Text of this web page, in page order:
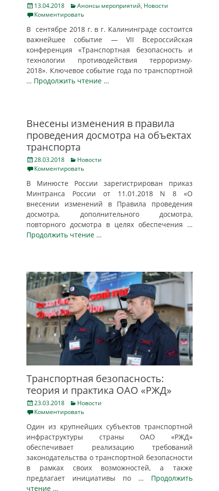
Posted
on
13.04.2018 Categories
Анонсы мероприятий, Новости
Комментировать
В сентябре 2018 г. в г. Калининграде состоится
важнейшее событие — VII Всероссийская
конференция «Транспортная безопасность и
технологии противодействия терроризму-
2018». Ключевое событие года по транспортной
… Продолжить чтение …
Внесены изменения в правила
проведения досмотра на объектах
транспорта
Posted
on
28.03.2018 Categories
Новости
Комментировать
В Минюсте России зарегистрирован приказ
Минтранса России от 11.01.2018 N 8 «О
внесении изменений в Правила проведения
досмотра, дополнительного досмотра,
повторного досмотра в целях обеспечения …
Продолжить чтение …
Транспортная безопасность:
теория и практика ОАО «РЖД»
Posted
on
23.03.2018 Categories
Новости
Комментировать
Один из крупнейших субъектов транспортной
инфраструктуры страны ОАО «РЖД»
обеспечивает реализацию требований
законодательства о транспортной безопасности
в рамках своих возможностей, а также
предлагает инициативы по … Продолжить
чтение …